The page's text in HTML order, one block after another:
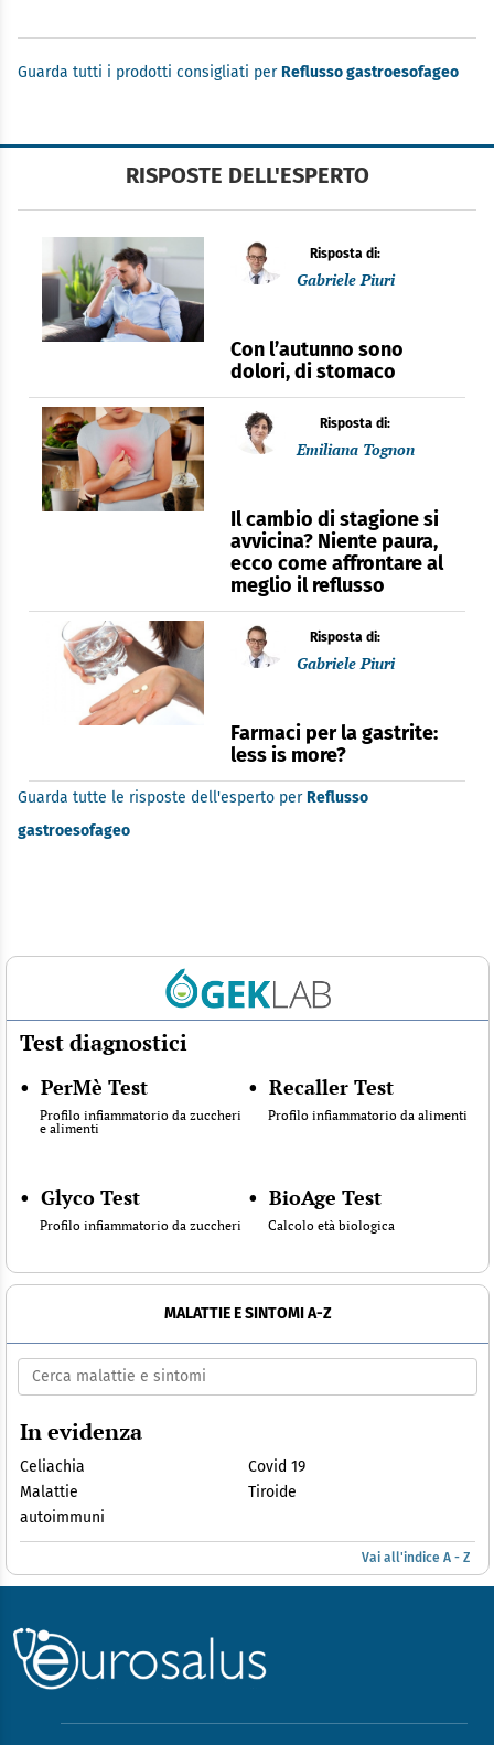
Guarda tutti i prodotti consigliati perReflusso gastroesofageo
RISPOSTE DELL'ESPERTO
Risposta di:
Gabriele Piuri
Con l’autunno sono
dolori, di stomaco
Risposta di:
Emiliana Tognon
Il cambio di stagione si
avvicina? Niente paura,
ecco come affrontare al
meglio il reflusso
Risposta di:
Gabriele Piuri
Farmaci per la gastrite:
less is more?
Guarda tutte le risposte dell'esperto perReflusso
gastroesofageo
Test diagnostici
• PerMè Test
Profilo infiammatorio da zuccheri
e alimenti
• Recaller Test
Profilo infiammatorio da alimenti
• Glyco Test
Profilo infiammatorio da zuccheri
• BioAge Test
Calcolo età biologica
MALATTIE E SINTOMI A-Z
In evidenza
Celiachia
Covid 19
Malattie
autoimmuni
Tiroide
Vai all'indice A - Z